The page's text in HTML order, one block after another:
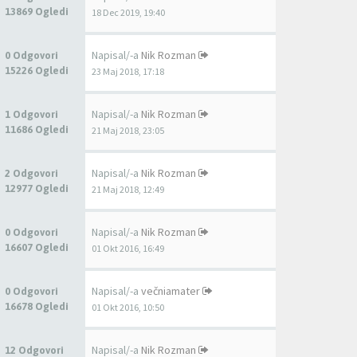
13869 Ogledi
18 Dec 2019, 19:40
0 Odgovori
15226 Ogledi
Napisal/-a Nik Rozman
23 Maj 2018, 17:18
1 Odgovori
11686 Ogledi
Napisal/-a Nik Rozman
21 Maj 2018, 23:05
2 Odgovori
12977 Ogledi
Napisal/-a Nik Rozman
21 Maj 2018, 12:49
0 Odgovori
16607 Ogledi
Napisal/-a Nik Rozman
01 Okt 2016, 16:49
0 Odgovori
16678 Ogledi
Napisal/-a večniamater
01 Okt 2016, 10:50
12 Odgovori
Napisal/-a Nik Rozman